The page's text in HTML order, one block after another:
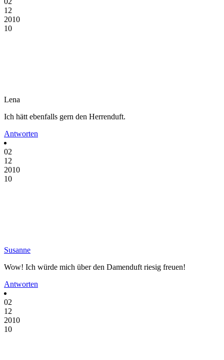
12
2010
10
Lena
Ich hätt ebenfalls gern den Herrenduft.
Antworten
02
12
2010
10
Susanne
Wow! Ich würde mich über den Damenduft riesig freuen!
Antworten
02
12
2010
10